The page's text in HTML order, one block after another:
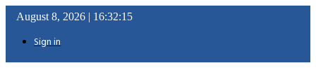
August 8, 2026 | 16:32:16
Sign in